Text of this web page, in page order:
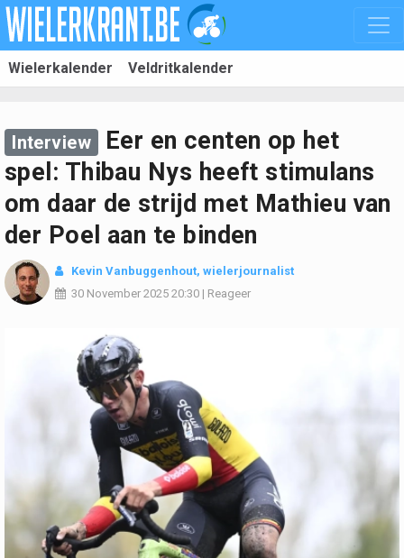
Wielerkalender Veldritkalender
Interview
Eer en centen op het
spel: Thibau Nys heeft stimulans
om daar de strijd met Mathieu van
der Poel aan te binden
Kevin Vanbuggenhout, wielerjournalist
30 November 2025 20:30 | Reageer